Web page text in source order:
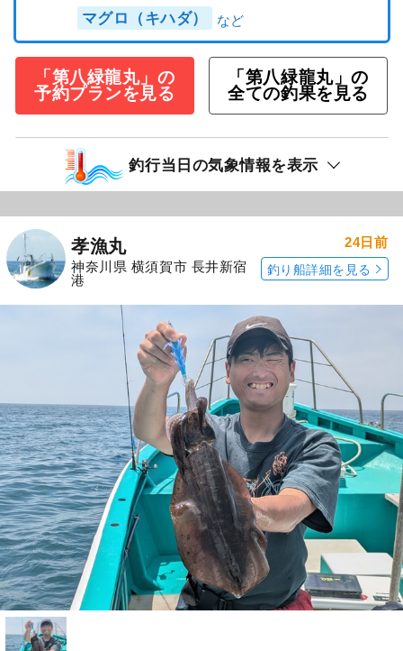
マグロ（キハダ）
「第八緑龍丸」の
予約プランを見る
「第八緑龍丸」の
全ての釣果を見る
釣行当日の気象情報を表示
孝漁丸
神奈川県 横須賀市 長井新宿
港
24日前
釣り船詳細を見る